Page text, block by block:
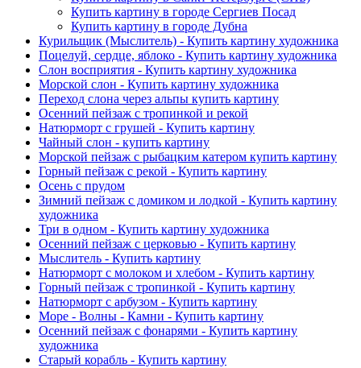
Купить картину в городе Сергиев Посад
Купить картину в городе Дубна
Курильщик (Мыслитель) - Купить картину художника
Поцелуй, сердце, яблоко - Купить картину художника
Слон восприятия - Купить картину художника
Морской слон - Купить картину художника
Переход слона через альпы купить картину
Осенний пейзаж с тропинкой и рекой
Натюрморт с грушей - Купить картину
Чайный слон - купить картину
Морской пейзаж с рыбацким катером купить картину
Горный пейзаж с рекой - Купить картину
Осень с прудом
Зимний пейзаж с домиком и лодкой - Купить картину
художника
Три в одном - Купить картину художника
Осенний пейзаж с церковью - Купить картину
Мыслитель - Купить картину
Натюрморт с молоком и хлебом - Купить картину
Горный пейзаж с тропинкой - Купить картину
Натюрморт с арбузом - Купить картину
Море - Волны - Камни - Купить картину
Осенний пейзаж с фонарями - Купить картину
художника
Старый корабль - Купить картину